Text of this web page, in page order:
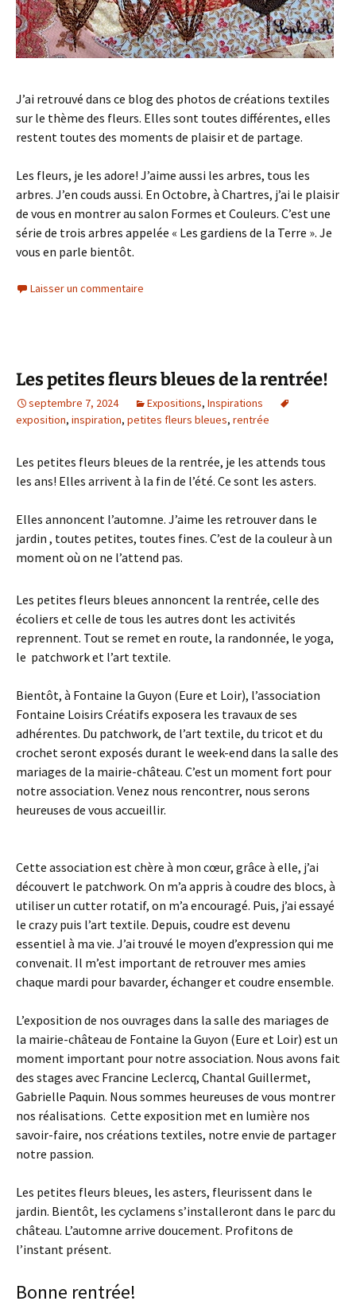
J’ai retrouvé dans ce blog des photos de créations textiles
sur le thème des fleurs. Elles sont toutes différentes, elles
restent toutes des moments de plaisir et de partage.
Les fleurs, je les adore! J’aime aussi les arbres, tous les
arbres. J’en couds aussi. En Octobre, à Chartres, j’ai le plaisir
de vous en montrer au salon Formes et Couleurs. C’est une
série de trois arbres appelée « Les gardiens de la Terre ». Je
vous en parle bientôt.
Laisser un commentaire
Les petites fleurs bleues de la rentrée!
septembre 7, 2024 Expositions, Inspirations
exposition, inspiration, petites fleurs bleues, rentrée
Les petites fleurs bleues de la rentrée, je les attends tous
les ans! Elles arrivent à la fin de l’été. Ce sont les asters.
Elles annoncent l’automne. J’aime les retrouver dans le
jardin , toutes petites, toutes fines. C’est de la couleur à un
moment où on ne l’attend pas.
Les petites fleurs bleues annoncent la rentrée, celle des
écoliers et celle de tous les autres dont les activités
reprennent. Tout se remet en route, la randonnée, le yoga,
le patchwork et l’art textile.
Bientôt, à Fontaine la Guyon (Eure et Loir), l’association
Fontaine Loisirs Créatifs exposera les travaux de ses
adhérentes. Du patchwork, de l’art textile, du tricot et du
crochet seront exposés durant le week-end dans la salle des
mariages de la mairie-château. C’est un moment fort pour
notre association. Venez nous rencontrer, nous serons
heureuses de vous accueillir.
Cette association est chère à mon cœur, grâce à elle, j’ai
découvert le patchwork. On m’a appris à coudre des blocs, à
utiliser un cutter rotatif, on m’a encouragé. Puis, j’ai essayé
le crazy puis l’art textile. Depuis, coudre est devenu
essentiel à ma vie. J’ai trouvé le moyen d’expression qui me
convenait. Il m’est important de retrouver mes amies
chaque mardi pour bavarder, échanger et coudre ensemble.
L’exposition de nos ouvrages dans la salle des mariages de
la mairie-château de Fontaine la Guyon (Eure et Loir) est un
moment important pour notre association. Nous avons fait
des stages avec Francine Leclercq, Chantal Guillermet,
Gabrielle Paquin. Nous sommes heureuses de vous montrer
nos réalisations. Cette exposition met en lumière nos
savoir-faire, nos créations textiles, notre envie de partager
notre passion.
Les petites fleurs bleues, les asters, fleurissent dans le
jardin. Bientôt, les cyclamens s’installeront dans le parc du
château. L’automne arrive doucement. Profitons de
l’instant présent.
Bonne rentrée!